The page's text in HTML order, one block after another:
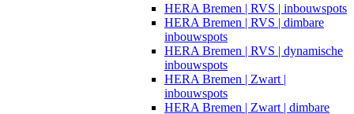
HERA Bremen | RVS | inbouwspots
HERA Bremen | RVS | dimbare
inbouwspots
HERA Bremen | RVS | dynamische
inbouwspots
HERA Bremen | Zwart |
inbouwspots
HERA Bremen | Zwart | dimbare